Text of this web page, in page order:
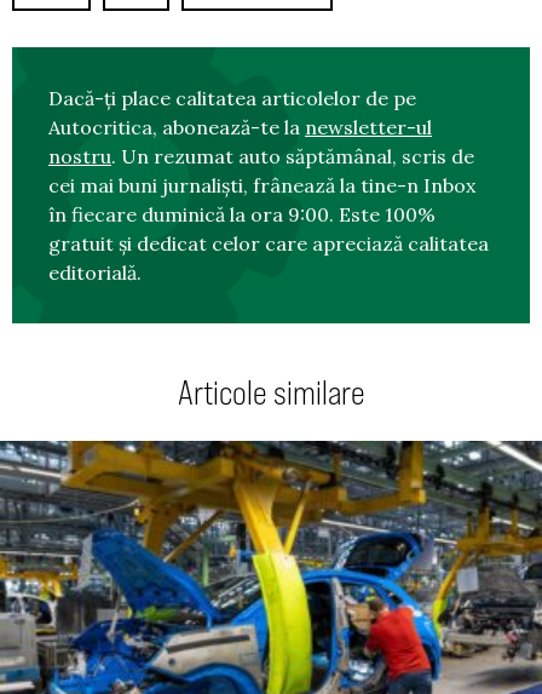
Dacă-ți place calitatea articolelor de pe
Autocritica, abonează-te la newsletter-ul
nostru. Un rezumat auto săptămânal, scris de
cei mai buni jurnaliști, frânează la tine-n Inbox
în fiecare duminică la ora 9:00. Este 100%
gratuit și dedicat celor care apreciază calitatea
editorială.
Articole similare